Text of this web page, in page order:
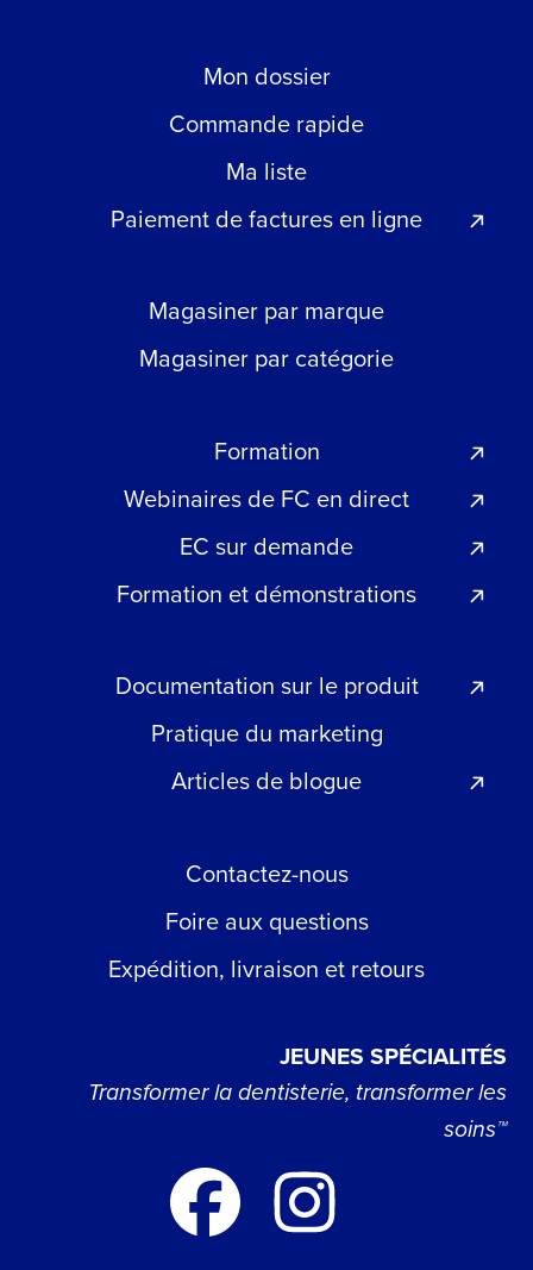
Mon dossier
Commande rapide
Ma liste
Paiement de factures en ligne
Magasiner par marque
Magasiner par catégorie
Formation
Webinaires de FC en direct
EC sur demande
Formation et démonstrations
Documentation sur le produit
Pratique du marketing
Articles de blogue
Contactez-nous
Foire aux questions
Expédition, livraison et retours
JEUNES SPÉCIALITÉS
Transformer la dentisterie, transformer les
soins™